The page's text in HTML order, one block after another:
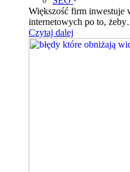
Większość firm inwestuje
internetowych po to,
Czytaj dalej